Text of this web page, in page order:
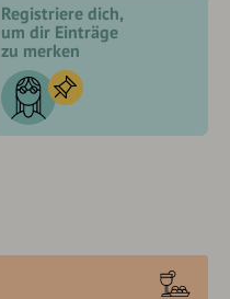
Registriere dich,
um dir Einträge
zu merken